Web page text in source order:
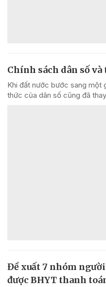
Chính sách dân số
Khi đất nước bước sang một
thức của dân số cũng đã
Đề xuất 7 nhóm
được BHYT thanh